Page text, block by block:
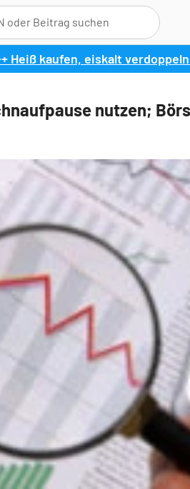
Heiß kaufen, eiskalt verdoppeln
nutzen;